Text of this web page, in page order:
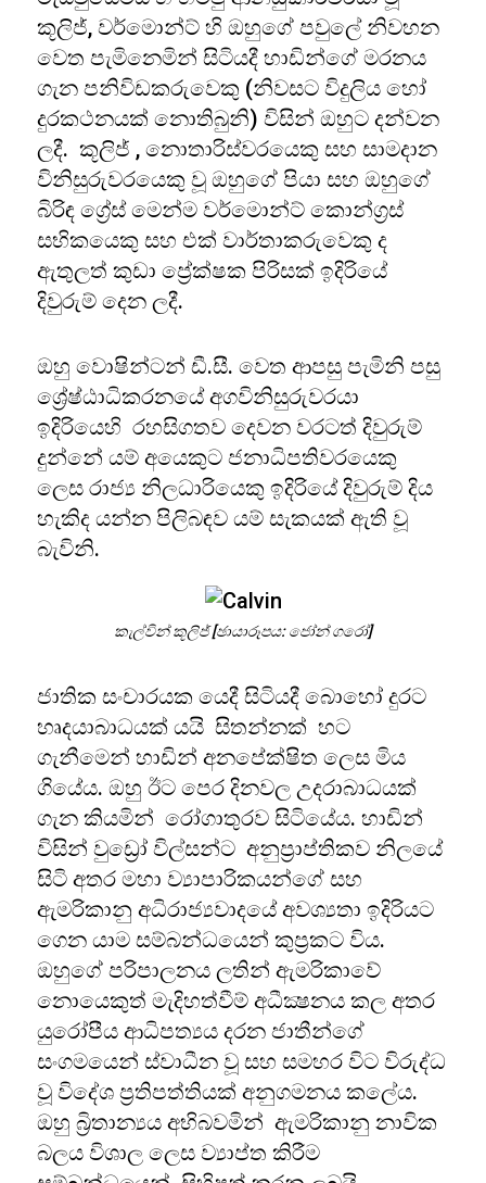
කූලිජ්, වර්මොන්ට් හි ඔහුගේ පවුලේ නිවහන
වෙත පැමිනෙමින් සිටියදී හාඩින්ගේ මරනය
ගැන පනිවිඩකරුවෙකු (නිවසට විදුලිය හෝ
දුරකථනයක් නොතිබුනි) විසින් ඔහුට දන්වන
ලදී. කූලිජ් , නොතාරිස්වරයෙකු සහ සාමදාන
විනිසුරුවරයෙකු වූ ඔහුගේ පියා සහ ඔහුගේ
බිරිඳ ග්‍රේස් මෙන්ම වර්මොන්ට් කොන්ග්‍රස්
සභිකයෙකු සහ එක් වාර්තාකරුවෙකු ද
ඇතුලත් කුඩා ප්‍රේක්ෂක පිරිසක් ඉදිරියේ
දිවුරුම් දෙන ලදී.
ඔහු වොෂින්ටන් ඩී.සී. වෙත ආපසු පැමිනි පසු
ශ්‍රේෂ්ඨාධිකරනයේ අගවිනිසුරුවරයා
ඉදිරියෙහි රහසිගතව දෙවන වරටත් දිවුරුම්
දුන්නේ යම් අයෙකුට ජනාධිපතිවරයෙකු
ලෙස රාජ්‍ය නිලධාරියෙකු ඉදිරියේ දිවුරුම් දිය
හැකිද යන්න පිලිබඳව යම් සැකයක් ඇති වූ
බැවිනි.
කැල්වින් කූලිජ් [ඡායාරූපය: ජෝන් ගරෝ]
ජාතික සංචාරයක යෙදී සිටියදී බොහෝ දුරට
හෘදයාබාධයක් යයි සිතන්නක් හට
ගැනීමෙන් හාඩින් අනපේක්ෂිත ලෙස මිය
ගියේය. ඔහු ඊට පෙර දිනවල උදරාබාධයක්
ගැන කියමින් රෝගාතුරව සිටියේය. හාඩින්
විසින් වුඩ්‍රෝ විල්සන්ට අනුප්‍රාප්තිකව නිලයේ
සිටි අතර මහා ව්‍යාපාරිකයන්ගේ සහ
ඇමරිකානු අධිරාජ්‍යවාදයේ අවශ්‍යතා ඉදිරියට
ගෙන යාම සම්බන්ධයෙන් කුප්‍රකට විය.
ඔහුගේ පරිපාලනය ලතින් ඇමරිකාවේ
නොයෙකුත් මැදිහත්වීම් අධීක්‍ෂනය කල අතර
යුරෝපීය ආධිපත්‍යය දරන ජාතීන්ගේ
සංගමයෙන් ස්වාධීන වූ සහ සමහර විට විරුද්ධ
වූ විදේශ ප්‍රතිපත්තියක් අනුගමනය කලේය.
ඔහු බ්‍රිතාන්‍යය අභිබවමින් ඇමරිකානු නාවික
බලය විශාල ලෙස ව්‍යාප්ත කිරීම